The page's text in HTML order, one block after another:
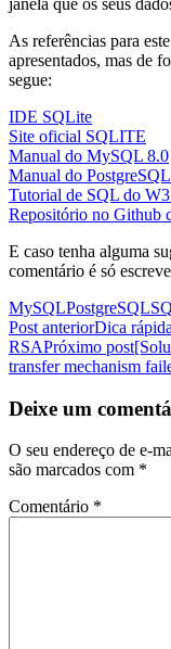
janela que os seus
As referências para
apresentados, mas de
segue:
IDE SQLite
Site oficial SQLITE
Manual do MySQL 8.0
Manual do
Tutorial de SQL do
Repositório no Github
E caso tenha alguma
comentário é só
MySQLPostgreSQL
Navegação
de
Post anteriorDica
RSAPróximo post
transfer mechanism
Deixe um
O seu endereço de e-
são marcados com *
Comentário *